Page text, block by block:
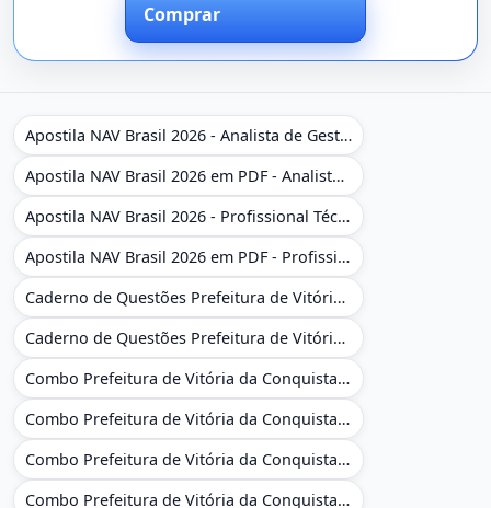
Comprar
Apostila NAV Brasil 2026 - Analista de Gestão
Apostila NAV Brasil 2026 em PDF - Analista de Gestão
Apostila NAV Brasil 2026 - Profissional Técnico de Navegação Aérea - Operador de Torre de Controle
Apostila NAV Brasil 2026 em PDF - Profissional Técnico de Navegação Aérea - Operador de Torre de Controle
Caderno de Questões Prefeitura de Vitória da Conquista - BA - Conhecimentos Gerais - 450 Questões Gabaritadas
Caderno de Questões Prefeitura de Vitória da Conquista em PDF - BA - Conhecimentos Gerais - 450 Questões Gabaritadas
Combo Prefeitura de Vitória da Conquista - BA 2026 - Monitor Escolar (Educação Infantil e Cobertura das AC'S)
Combo Prefeitura de Vitória da Conquista - BA 2026 - Monitor Escolar (Educação Infantil e Cobertura das AC'S)
Combo Prefeitura de Vitória da Conquista - BA 2026 - Monitor Escolar (Suporte às Crianças com Deficiência)
Combo Prefeitura de Vitória da Conquista - BA 2026 - Monitor Escolar (Suporte às Crianças com Deficiência)